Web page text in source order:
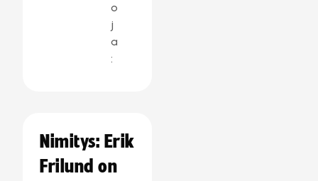
o
j
a
:
Nimitys: Erik
Frilund on